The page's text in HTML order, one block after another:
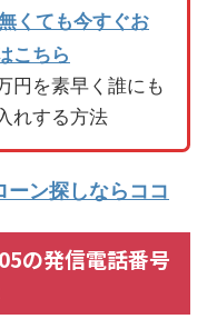
くても今すぐお
こちら
円を素早く誰にも
れする方法
ーン探しならココ
の発信電話番号